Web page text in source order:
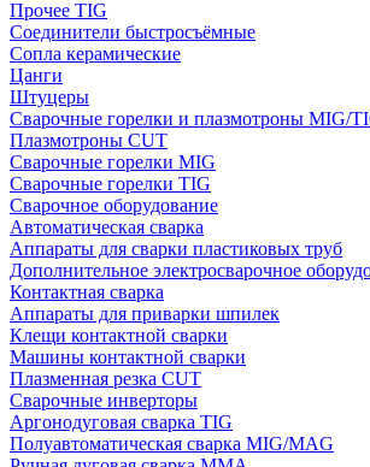
Прочее TIG
Соединители быстросъёмные
Сопла керамические
Цанги
Штуцеры
Сварочные горелки и плазмотроны MIG/
Плазмотроны CUT
Сварочные горелки MIG
Сварочные горелки TIG
Сварочное оборудование
Автоматическая сварка
Аппараты для сварки пластиковых труб
Дополнительное электросварочное
Контактная сварка
Аппараты для приварки шпилек
Клещи контактной сварки
Машины контактной сварки
Плазменная резка CUT
Сварочные инверторы
Аргонодуговая сварка TIG
Полуавтоматическая сварка MIG/MAG